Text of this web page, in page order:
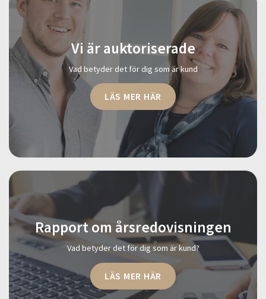
Vi är auktoriserade
Vad betyder det för dig som är kund
LÄS MER HÄR
Rapport om årsredovisningen
Vad betyder det för dig som är kund?
LÄS MER HÄR